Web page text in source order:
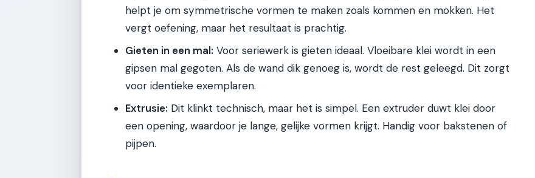
helpt je om symmetrische vormen te maken zoals kommen en mokken. Het
vergt oefening, maar het resultaat is prachtig.
Gieten in een mal: Voor seriewerk is gieten ideaal. Vloeibare klei wordt in een
gipsen mal gegoten. Als de wand dik genoeg is, wordt de rest geleegd. Dit zorgt
voor identieke exemplaren.
Extrusie: Dit klinkt technisch, maar het is simpel. Een extruder duwt klei door
een opening, waardoor je lange, gelijke vormen krijgt. Handig voor bakstenen of
pijpen.